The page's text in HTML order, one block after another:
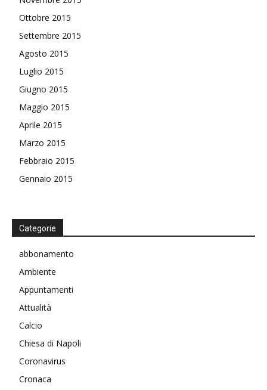
Ottobre 2015
Settembre 2015
Agosto 2015
Luglio 2015
Giugno 2015
Maggio 2015
Aprile 2015
Marzo 2015
Febbraio 2015
Gennaio 2015
Categorie
abbonamento
Ambiente
Appuntamenti
Attualità
Calcio
Chiesa di Napoli
Coronavirus
Cronaca